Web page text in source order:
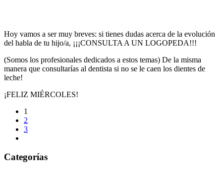
Hoy vamos a ser muy breves: si tienes dudas acerca de la evolución
del habla de tu hijo/a, ¡¡¡CONSULTA A UN LOGOPEDA!!!
(Somos los profesionales dedicados a estos temas) De la misma
manera que consultarías al dentista si no se le caen los dientes de
leche!
¡FELIZ MIÉRCOLES!
1
2
3
Categorías